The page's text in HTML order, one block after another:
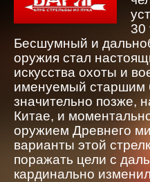
30
Бесшумный и
оружия стал
искусства охоты и
именуемый старшим
значительно позже,
Китае, и
оружием Древнего
варианты этой
поражать цели с
кардинально